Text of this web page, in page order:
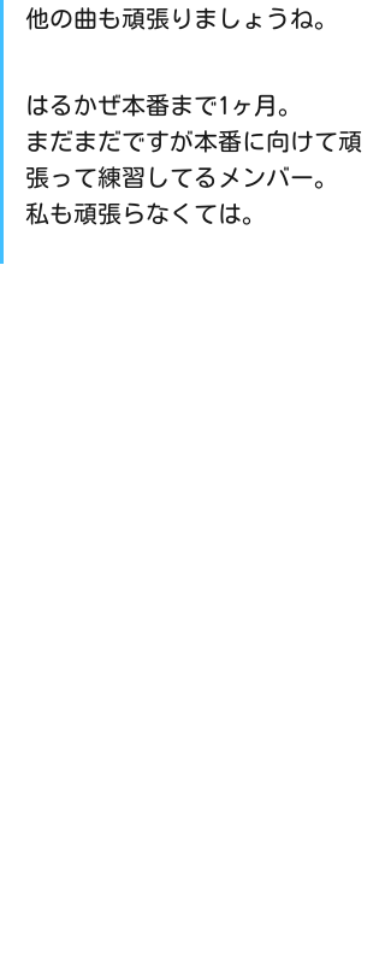
他の曲も頑張りましょうね。
はるかぜ本番まで1ヶ月。
まだまだですが本番に向けて頑
張って練習してるメンバー。
私も頑張らなくては。